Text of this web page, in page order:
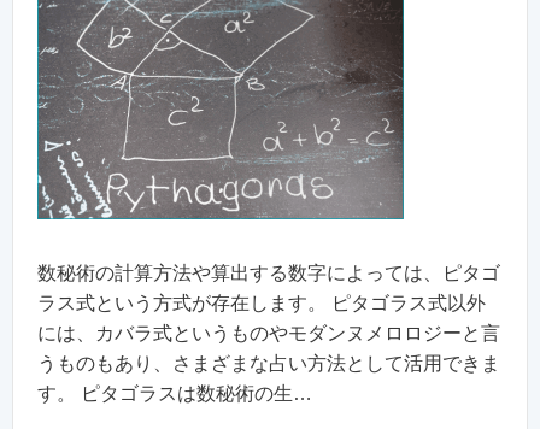
数秘術の計算方法や算出する数字によっては、ピタゴ
ラス式という方式が存在します。 ピタゴラス式以外
には、カバラ式というものやモダンヌメロロジーと言
うものもあり、さまざまな占い方法として活用できま
す。 ピタゴラスは数秘術の生…